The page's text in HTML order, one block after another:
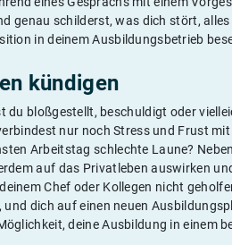
genau schilderst, was dich stört,
in deinem Ausbildungsbetrieb
kündigen
du bloßgestellt, beschuldigt oder
nur noch Stress und Frust
Arbeitstag schlechte Laune?
auf das Privatleben auswirken
Chef oder Kollegen nicht
und dich auf einen neuen
deine Ausbildung in einem